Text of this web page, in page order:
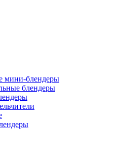
мини-блендеры
блендеры